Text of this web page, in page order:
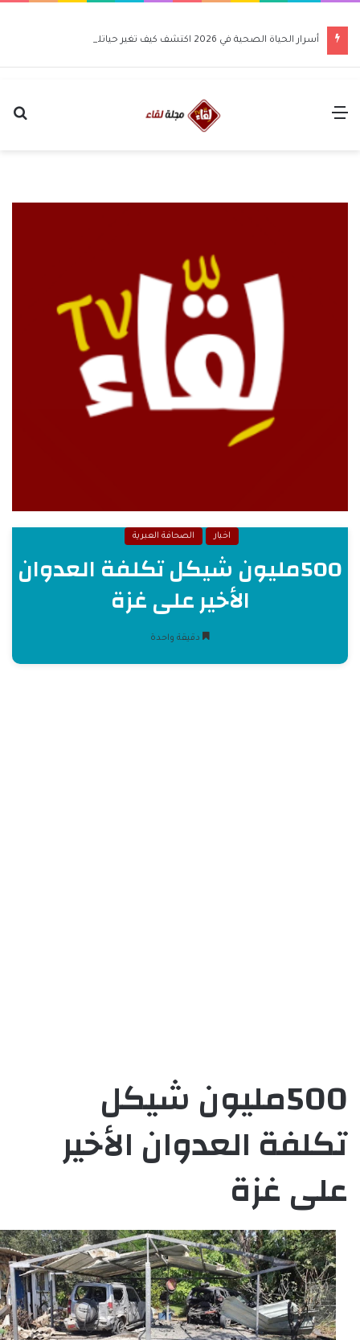
أسرار الحياة الصحية في 2026 اكتشف كيف تغير حياتك للأفضل
القائمة
اخبار الصحافة العبرية
500مليون شيكل تكلفة العدوان
الأخير على غزة
دقيقة واحدة
500مليون شيكل
تكلفة العدوان الأخير
على غزة